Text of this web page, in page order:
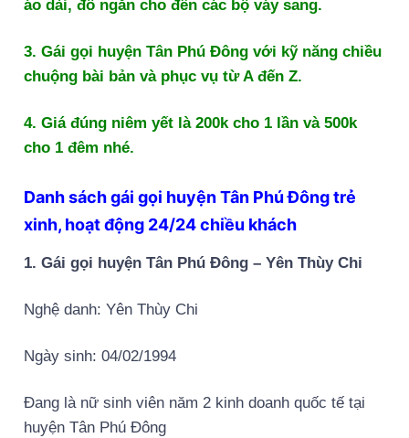
áo dài, đồ ngắn cho đến các bộ váy sang.
3. Gái gọi huyện Tân Phú Đông với kỹ năng chiều
chuộng bài bản và phục vụ từ A đến Z.
4. Giá đúng niêm yết là 200k cho 1 lần và 500k
cho 1 đêm nhé.
Danh sách gái gọi huyện Tân Phú Đông trẻ
xinh, hoạt động 24/24 chiều khách
1. Gái gọi huyện Tân Phú Đông – Yên Thùy Chi
Nghệ danh: Yên Thùy Chi
Ngày sinh: 04/02/1994
Đang là nữ sinh viên năm 2 kinh doanh quốc tế tại
huyện Tân Phú Đông